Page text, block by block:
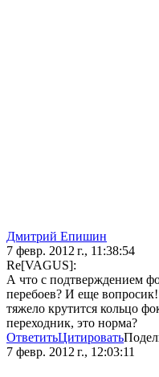
Дмитрий Епишин
7 февр. 2012 г., 11:38:54
Re[VAGUS]:
А что с подтверждением
перебоев? И еще
тяжело крутится кольцо
переходник, это норма?
ОтветитьЦитировать
7 февр. 2012 г., 12:03:11